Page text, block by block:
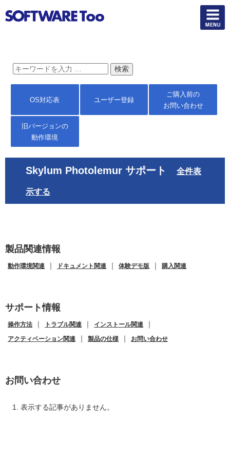
OS対応表 ユーザー登録
ご購入前の
お問い合わせ
旧バージョンの
動作環境
Skylum Photolemur サポート 全件表
示する
製品関連情報
動作環境関連 ｜ ドキュメント関連 ｜ 体験デモ版 ｜ 購入関連
サポート情報
操作方法 ｜ トラブル関連 ｜ インストール関連 ｜
アクティベーション関連 ｜ 製品の仕様 ｜ お問い合わせ
お問い合わせ
表示する記事がありません。